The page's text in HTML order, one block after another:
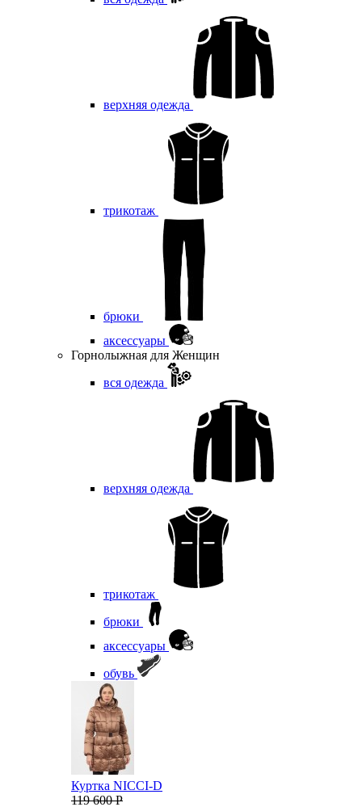
верхняя одежда
трикотаж
брюки
аксессуары
Горнолыжная для Женщин
вся одежда
верхняя одежда
трикотаж
брюки
аксессуары
обувь
Куртка NICCI-D
119 600 Р